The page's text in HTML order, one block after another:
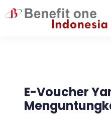
Lewati
ke
E-Voucher